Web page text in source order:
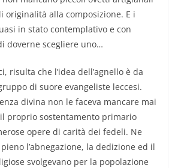
originalità alla composizione. E i
in stato contemplativo e con
doverne scegliere uno…
risulta che l’idea dell’agnello è da
di suore evangeliste leccesi.
divina non le faceva mancare mai
proprio sostentamento primario
opere di carità dei fedeli. Ne
l’abnegazione, la dedizione ed il
svolgevano per la popolazione